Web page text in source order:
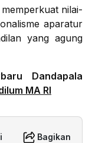
nilai-
aparatur
yang agung
Dandapala
MA RI
Bagikan